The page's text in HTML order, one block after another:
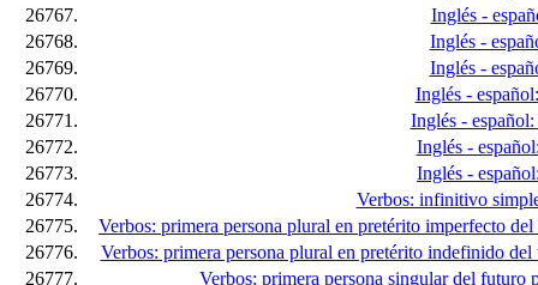
26767.
Inglés -
26768.
Inglés -
26769.
Inglés -
26770.
Inglés -
26771.
Inglés -
26772.
Inglés -
26773.
Inglés -
26774.
Verbos: infinitivo
26775.
Verbos: primera persona plural en pretérito imperfecto
26776.
Verbos: primera persona plural en pretérito indefinido
26777.
Verbos: primera persona singular del futuro